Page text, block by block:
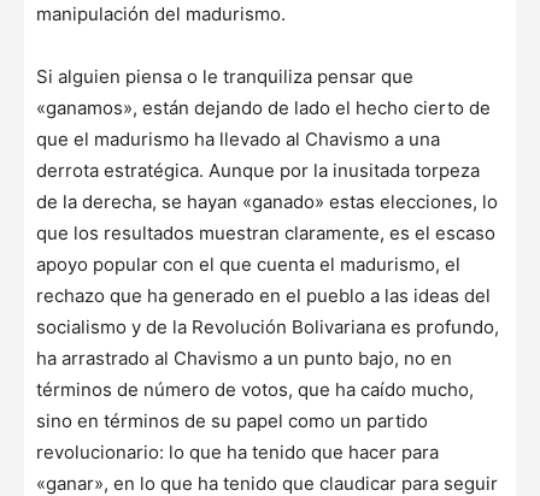
manipulación del madurismo.
Si alguien piensa o le tranquiliza pensar que
«ganamos», están dejando de lado el hecho cierto de
que el madurismo ha llevado al Chavismo a una
derrota estratégica. Aunque por la inusitada torpeza
de la derecha, se hayan «ganado» estas elecciones, lo
que los resultados muestran claramente, es el escaso
apoyo popular con el que cuenta el madurismo, el
rechazo que ha generado en el pueblo a las ideas del
socialismo y de la Revolución Bolivariana es profundo,
ha arrastrado al Chavismo a un punto bajo, no en
términos de número de votos, que ha caído mucho,
sino en términos de su papel como un partido
revolucionario: lo que ha tenido que hacer para
«ganar», en lo que ha tenido que claudicar para seguir